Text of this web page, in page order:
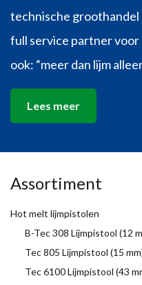
technische groothandel
full service partner voor
ook: “meer dan lijm
Lees meer
Assortiment
Hot melt lijmpistolen
B-Tec 308 Lijmpistool (12
Tec 805 Lijmpistool (15
Tec 6100 Lijmpistool (43